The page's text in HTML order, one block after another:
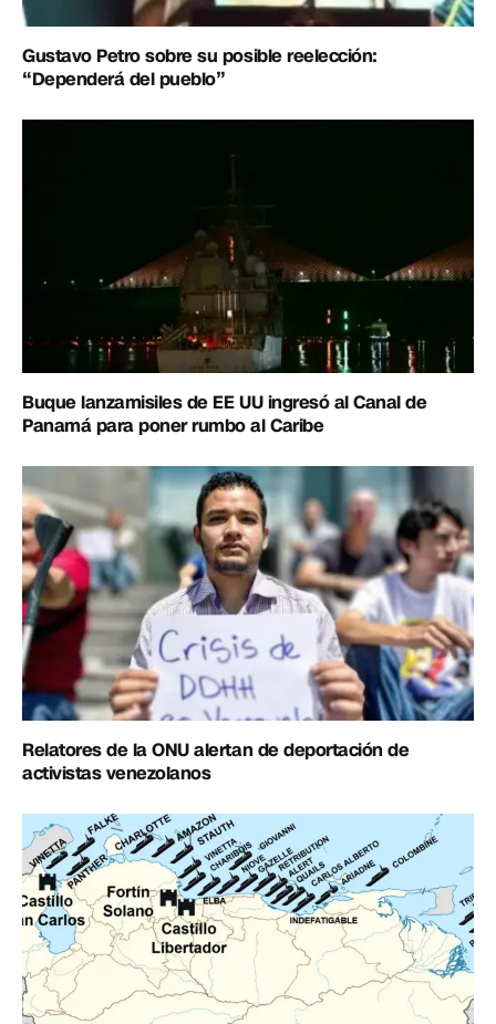
Gustavo Petro sobre su posible reelección:
“Dependerá del pueblo”
Buque lanzamisiles de EE UU ingresó al Canal de
Panamá para poner rumbo al Caribe
Relatores de la ONU alertan de deportación de
activistas venezolanos